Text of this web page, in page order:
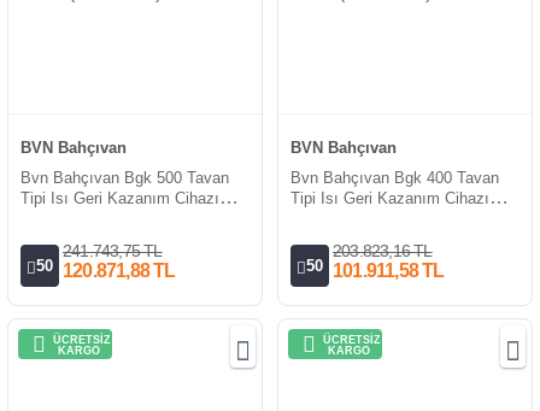
BVN Bahçıvan
Bvn Bahçıvan Bgk 500 Tavan
Tipi Isı Geri Kazanım Cihazı
50
241.743,75 TL
120.871,88 TL
BVN Bahçıvan
Bvn Bahçıvan Bgk 400 Tavan
Tipi Isı Geri Kazanım Cihazı
50
203.823,16 TL
101.911,58 TL
ÜCRETSİZ
KARGO
ÜCRETSİZ
KARGO